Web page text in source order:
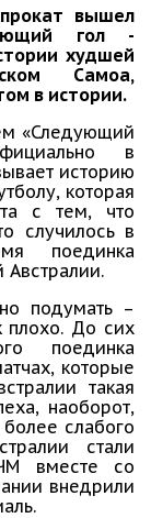
вышел
гол -
худшей
Самоа,
в истории.
«Следующий
в
историю
которая
с тем, что
случилось в
поединка
подумать –
плохо. До сих
поединка
которые
такая
наоборот,
слабого
стали
вместе со
внедрили